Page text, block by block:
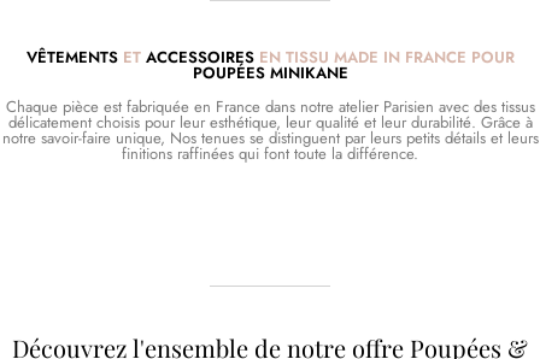
VÊTEMENTSET ACCESSOIRESEN TISSU MADE IN FRANCE POUR
POUPÉES MINIKANE
Chaque pièce est fabriquée en France dans notre atelier Parisien avec des tissus
délicatement choisis pour leur esthétique, leur qualité et leur durabilité. Grâce à
notre savoir-faire unique, Nos tenues se distinguent par leurs petits détails et leurs
finitions raffinées qui font toute la différence.
Découvrez l'ensemble de notre offre Poupées &